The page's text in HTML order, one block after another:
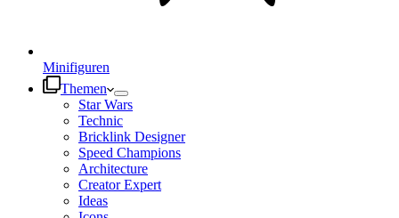
Minifiguren
Themen
Star Wars
Technic
Bricklink Designer
Speed Champions
Architecture
Creator Expert
Ideas